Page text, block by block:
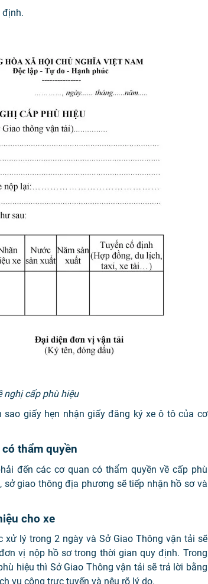
định.
nghị cấp phù hiệu
giấy hẹn nhận giấy đăng ký xe ô tô của cơ
thẩm quyền
đến các cơ quan có thẩm quyền về cấp phù
giao thông địa phương sẽ tiếp nhận hồ sơ và
cho xe
lý trong 2 ngày và Sở Giao Thông vận tải sẽ
vị nộp hồ sơ trong thời gian quy định. Trong
hiệu thì Sở Giao Thông vận tải sẽ trả lời bằng
vụ công trực tuyến và nêu rõ lý do.